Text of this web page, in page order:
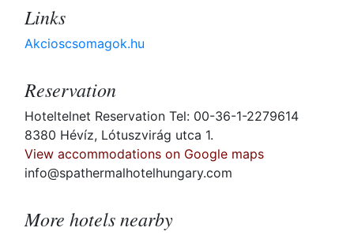
Links
Akcioscsomagok.hu
Reservation
Hoteltelnet Reservation Tel: 00-36-1-2279614
8380 Hévíz, Lótuszvirág utca 1.
View accommodations on Google maps
info@spathermalhotelhungary.com
More hotels nearby